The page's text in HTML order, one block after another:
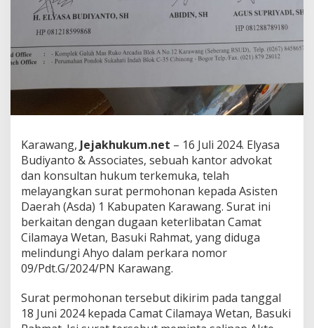
k
r
a
o
9
/
P
d
t
.
G
/
0
2
/
P
N
Karawang, Jejakhukum.net – 16 Juli 2024. Elyasa
Budiyanto & Associates, sebuah kantor advokat
dan konsultan hukum terkemuka, telah
melayangkan surat permohonan kepada Asisten
Daerah (Asda) 1 Kabupaten Karawang. Surat ini
berkaitan dengan dugaan keterlibatan Camat
Cilamaya Wetan, Basuki Rahmat, yang diduga
melindungi Ahyo dalam perkara nomor
09/Pdt.G/2024/PN Karawang.
Surat permohonan tersebut dikirim pada tanggal
18 Juni 2024 kepada Camat Cilamaya Wetan, Basuki